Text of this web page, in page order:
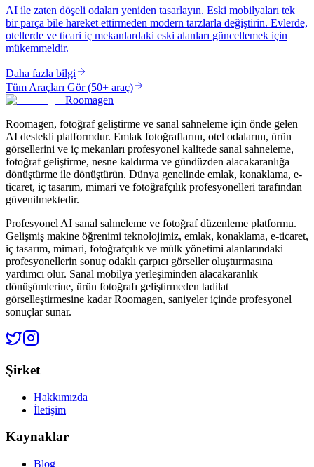
AI ile zaten döşeli odaları yeniden tasarlayın. Eski mobilyaları tek
bir parça bile hareket ettirmeden modern tarzlarla değiştirin. Evlerde,
otellerde ve ticari iç mekanlardaki eski alanları güncellemek için
mükemmeldir.
Daha fazla bilgi
Tüm Araçları Gör(50+ araç)
Roomagen
Roomagen, fotoğraf geliştirme ve sanal sahneleme için önde gelen
AI destekli platformdur. Emlak fotoğraflarını, otel odalarını, ürün
görsellerini ve iç mekanları profesyonel kalitede sanal sahneleme,
fotoğraf geliştirme, nesne kaldırma ve gündüzden alacakaranlığa
dönüştürme ile dönüştürün. Dünya genelinde emlak, konaklama, e-
ticaret, iç tasarım, mimari ve fotoğrafçılık profesyonelleri tarafından
güvenilmektedir.
Profesyonel AI sanal sahneleme ve fotoğraf düzenleme platformu.
Gelişmiş makine öğrenimi teknolojimiz, emlak, konaklama, e-ticaret,
iç tasarım, mimari, fotoğrafçılık ve mülk yönetimi alanlarındaki
profesyonellerin sonuç odaklı çarpıcı görseller oluşturmasına
yardımcı olur. Sanal mobilya yerleşiminden alacakaranlık
dönüşümlerine, ürün fotoğrafı geliştirmeden tadilat
görselleştirmesine kadar Roomagen, saniyeler içinde profesyonel
sonuçlar sunar.
Şirket
Hakkımızda
İletişim
Kaynaklar
Blog